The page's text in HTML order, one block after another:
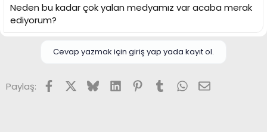
Neden bu kadar çok yalan medyamız var acaba merak
ediyorum?
Cevap yazmak için giriş yap yada kayıt ol.
Paylaş: FacebookX (Twitter)
BlueskyLinkedInPinterest
TumblrWhatsApp
E-posta